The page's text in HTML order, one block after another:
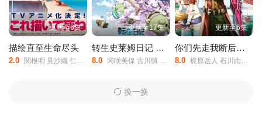
更新至6集
描绘直至生命尽头
2.0 関根明 見沙織 仁見紗綾良
更新至17集
转生史莱姆日记 关于我转生变成史莱姆这档事 第四季
8.0 冈咲美保 古川慎 千本木彩花 M·A·O
更新至6集
你们先走我断后，于是10年后我成为了传说
8.0 梶原岳人 石川由依 相良茉优 市道真央 小坂井祐莉绘
换一换